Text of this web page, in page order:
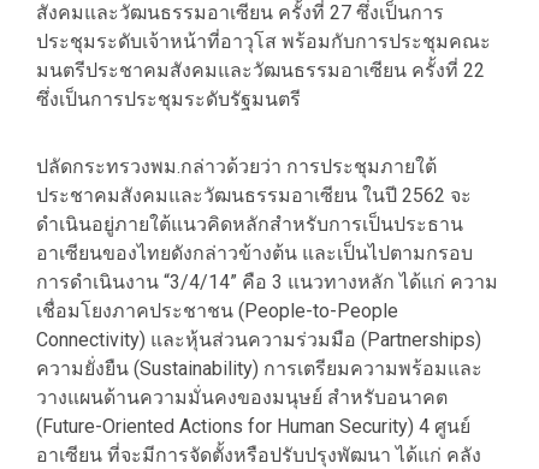
สังคมและวัฒนธรรมอาเซียน ครั้งที่ 27 ซึ่งเป็นการ
ประชุมระดับเจ้าหน้าที่อาวุโส พร้อมกับการประชุมคณะ
มนตรีประชาคมสังคมและวัฒนธรรมอาเซียน ครั้งที่ 22
ซึ่งเป็นการประชุมระดับรัฐมนตรี
ปลัดกระทรวงพม.กล่าวด้วยว่า การประชุมภายใต้
ประชาคมสังคมและวัฒนธรรมอาเซียน ในปี 2562 จะ
ดำเนินอยู่ภายใต้แนวคิดหลักสำหรับการเป็นประธาน
อาเซียนของไทยดังกล่าวข้างต้น และเป็นไปตามกรอบ
การดำเนินงาน “3/4/14” คือ 3 แนวทางหลัก ได้แก่ ความ
เชื่อมโยงภาคประชาชน (People-to-People
Connectivity) และหุ้นส่วนความร่วมมือ (Partnerships)
ความยั่งยืน (Sustainability) การเตรียมความพร้อมและ
วางแผนด้านความมั่นคงของมนุษย์ สำหรับอนาคต
(Future-Oriented Actions for Human Security) 4 ศูนย์
อาเซียน ที่จะมีการจัดตั้งหรือปรับปรุงพัฒนา ได้แก่ คลัง